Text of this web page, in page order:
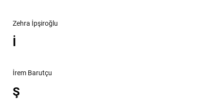
Zehra İpşiroğlu
İ
İrem Barutçu
Ş